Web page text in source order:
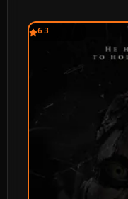
6.3